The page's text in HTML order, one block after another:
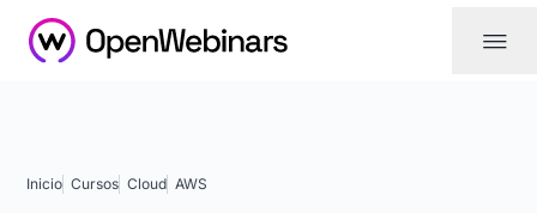
|||
Inicio Cursos Cloud AWS